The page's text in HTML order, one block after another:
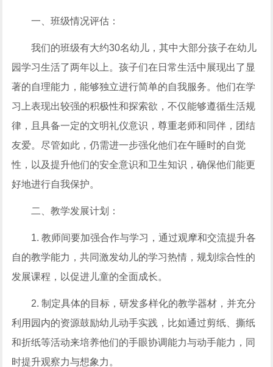
一、班级情况评估：
我们的班级有大约30名幼儿，其中大部分孩子在幼儿
园学习生活了两年以上。孩子们在日常生活中展现出了显
著的自理能力，能够独立进行简单的自我服务。他们在学
习上表现出较强的积极性和探索欲，不仅能够遵循生活规
律，且具备一定的文明礼仪意识，尊重老师和同伴，团结
友爱。尽管如此，仍需进一步强化他们在午睡时的自觉
性，以及提升他们的安全意识和卫生知识，确保他们能更
好地进行自我保护。
二、教学发展计划：
1. 教师间要加强合作与学习，通过观摩和交流提升各
自的教学能力，共同激发幼儿的学习热情，规划综合性的
发展课程，以促进儿童的全面成长。
2. 制定具体的目标，研发多样化的教学器材，并充分
利用园内的资源鼓励幼儿动手实践，比如通过剪纸、撕纸
和折纸等活动来培养他们的手眼协调能力与动手能力，同
时提升观察力与想象力。